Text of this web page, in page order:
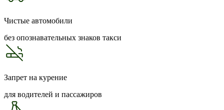
Чистые автомобили
без опознавательных знаков такси
Запрет на курение
для водителей и пассажиров